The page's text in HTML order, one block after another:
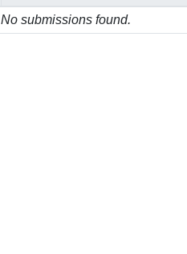
No submissions found.